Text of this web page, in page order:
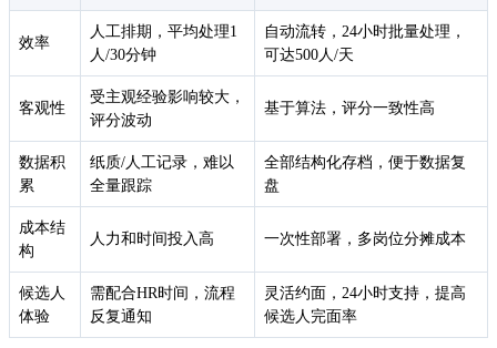
效率
人工排期，平均处理1
人/30分钟
自动流转，24小时批量处理，
可达500人/天
客观性
受主观经验影响较大，
评分波动
基于算法，评分一致性高
数据积
累
纸质/人工记录，难以
全量跟踪
全部结构化存档，便于数据复
盘
成本结
构
人力和时间投入高 一次性部署，多岗位分摊成本
候选人
体验
需配合HR时间，流程
反复通知
灵活约面，24小时支持，提高
候选人完面率